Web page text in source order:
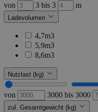
von 3 bis 3 m
Ladevolumen
4,7m3
5,9m3
8,6m3
Nutzlast (kg)
von 3000 bis 3000
zul. Gesamtgewicht (kg)